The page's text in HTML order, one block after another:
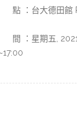
：台大德田館
：星期五,